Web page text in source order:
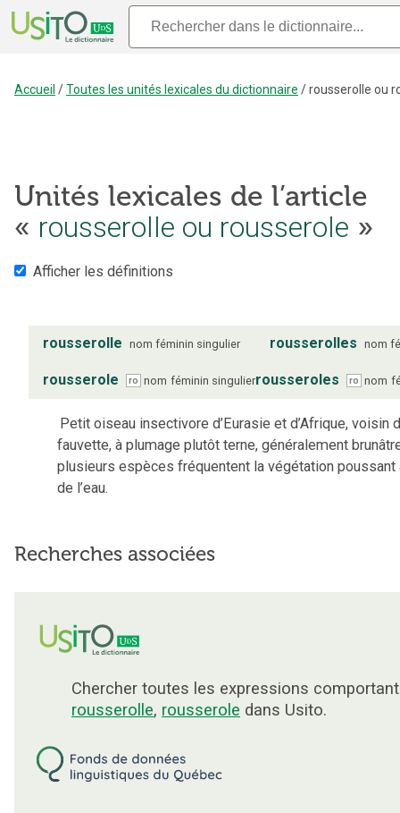
Accueil /Toutes les unités lexicales du dictionnaire /rousserolle ou
Unités lexicales de l’article
« rousserolle ou rousserole »
Afficher les définitions
rousserolle nom féminin singulier rousserolles nom
rousserole ro nom féminin singulierrousseroles ro nom
Petit oiseau insectivore d’Eurasie et d’Afrique, voisin
fauvette, à plumage plutôt terne, généralement
plusieurs espèces fréquentent la végétation poussant
de l’eau.
Recherches associées
Chercher toutes les expressions
rousserolle, rousserole dans Usito.